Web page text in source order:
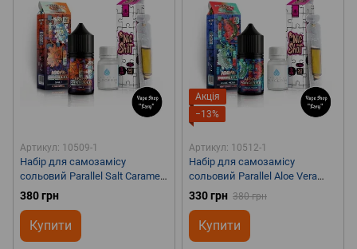
Артикул: 10509-1
Набір для самозамісу
сольовий Parallel Salt Caramel
30 ml 50 mg
380 грн
Купити
Акція
−13%
Артикул: 10512-1
Набір для самозамісу
сольовий Parallel Aloe Vera
Watermelon 30 ml 50 mg
330 грн 380 грн
Купити